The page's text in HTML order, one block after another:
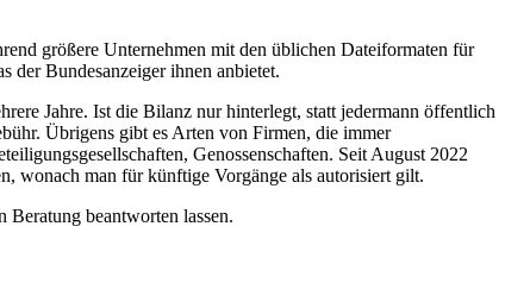
größere Unternehmen mit den üblichen Dateiformaten für
der Bundesanzeiger ihnen anbietet.
Jahre. Ist die Bilanz nur hinterlegt, statt jedermann öffentlich
Übrigens gibt es Arten von Firmen, die immer
Genossenschaften. Seit August 2022
wonach man für künftige Vorgänge als autorisiert gilt.
Beratung beantworten lassen.